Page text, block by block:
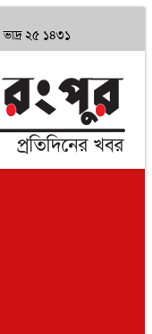
ভাদ্র ২৫ ১৪৩১